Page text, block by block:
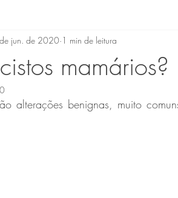
mamários?
jun. de 2020 1 min de leitura